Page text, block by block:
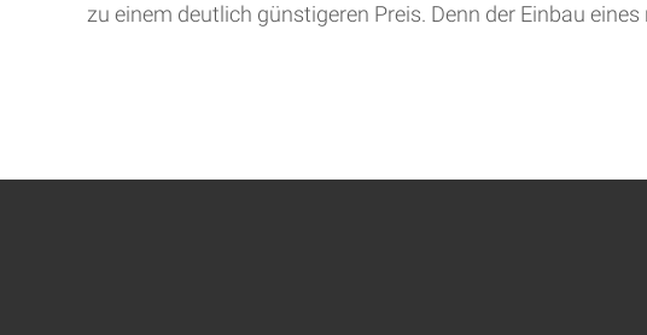
zu einem deutlich günstigeren Preis. Denn der Einbau